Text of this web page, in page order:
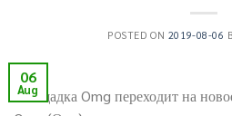
POSTED ON 2019-08-06
06
Aug
Площадка Omg переходит на